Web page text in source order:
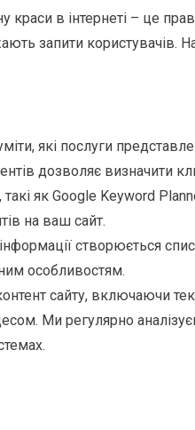
в інтернеті – це
запити
які послуги
дозволяє визначити
такі як Google Keyword
на ваш сайт.
створюється
особливостям.
сайту, включаючи
Ми регулярно